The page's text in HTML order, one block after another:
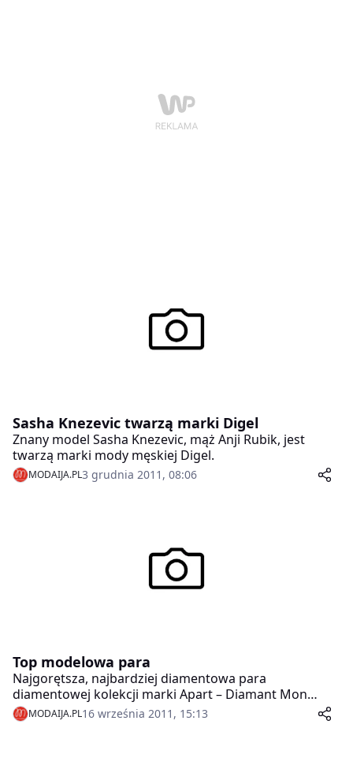
Sasha Knezevic twarzą marki Digel
Znany model Sasha Knezevic, mąż Anji Rubik, jest
twarzą marki mody męskiej Digel.
MODAIJA.PL3 grudnia 2011, 08:06
Top modelowa para
Najgorętsza, najbardziej diamentowa para
diamentowej kolekcji marki Apart – Diamant Mon
Amour.
MODAIJA.PL16 września 2011, 15:13